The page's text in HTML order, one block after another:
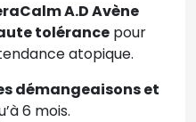
A.D Avène
tolérance pour
atopique.
démangeaisons et
6 mois.